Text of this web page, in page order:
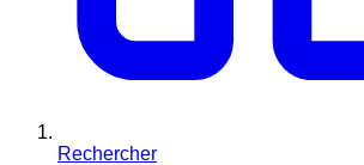
Rechercher